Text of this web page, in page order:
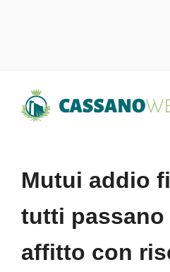
Mutui addio
tutti passano
affitto con